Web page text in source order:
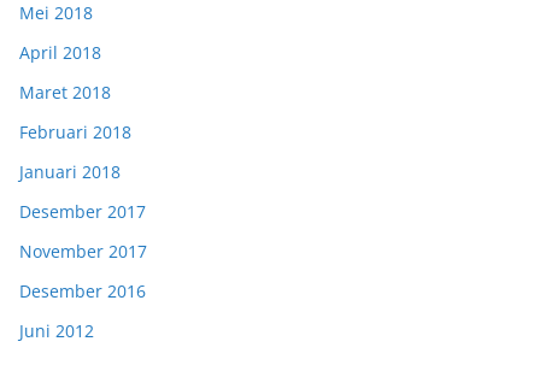
Mei 2018
April 2018
Maret 2018
Februari 2018
Januari 2018
Desember 2017
November 2017
Desember 2016
Juni 2012